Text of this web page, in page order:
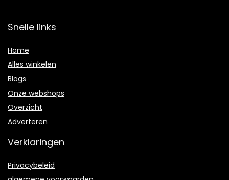
Snelle links
Home
Alles winkelen
Blogs
Onze webshops
Overzicht
Adverteren
Verklaringen
Privacybeleid